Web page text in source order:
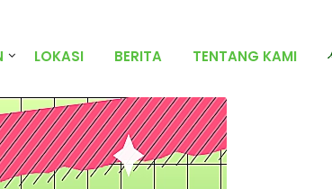
LOKASI BERITA TENTANG KAMI